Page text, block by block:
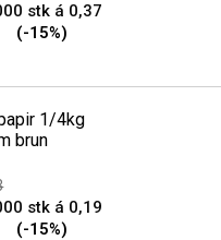
stk á 0,37
(-15%)
1/4kg
brun
stk á 0,19
(-15%)